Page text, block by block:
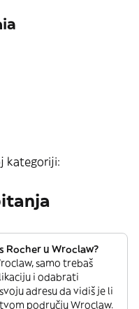
kategoriji:
Rocher u Wroclaw?
samo trebaš
i odabrati
adresu da vidiš je li
području Wroclaw.